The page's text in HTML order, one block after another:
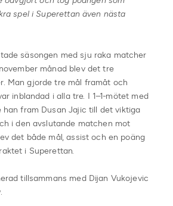
spel i Superettan även nästa
säsongen med sju raka matcher
månad blev det tre
Man gjorde tre mål framåt och
inblandad i alla tre. I 1–1-mötet med
han fram Dusan Jajic till det viktiga
i den avslutande matchen mot
det både mål, assist och en poäng
i Superettan.
tillsammans med Dijan Vukojevic